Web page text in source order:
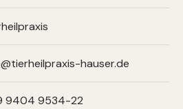
hauser.de
9404 9534-22